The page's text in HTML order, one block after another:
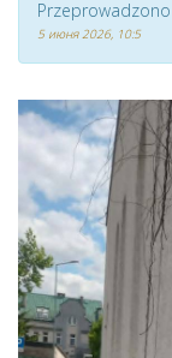
5 июня 2026, 10:5